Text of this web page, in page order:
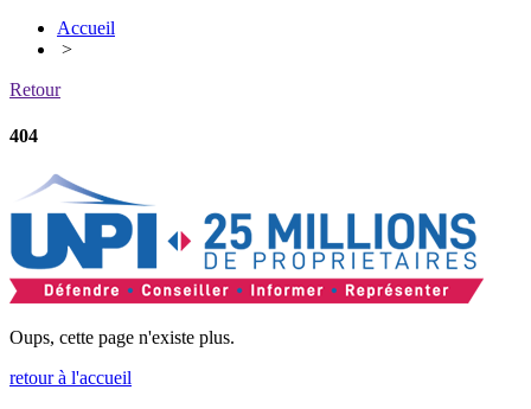
Accueil
>
Retour
404
Oups, cette page n'existe plus.
retour à l'accueil